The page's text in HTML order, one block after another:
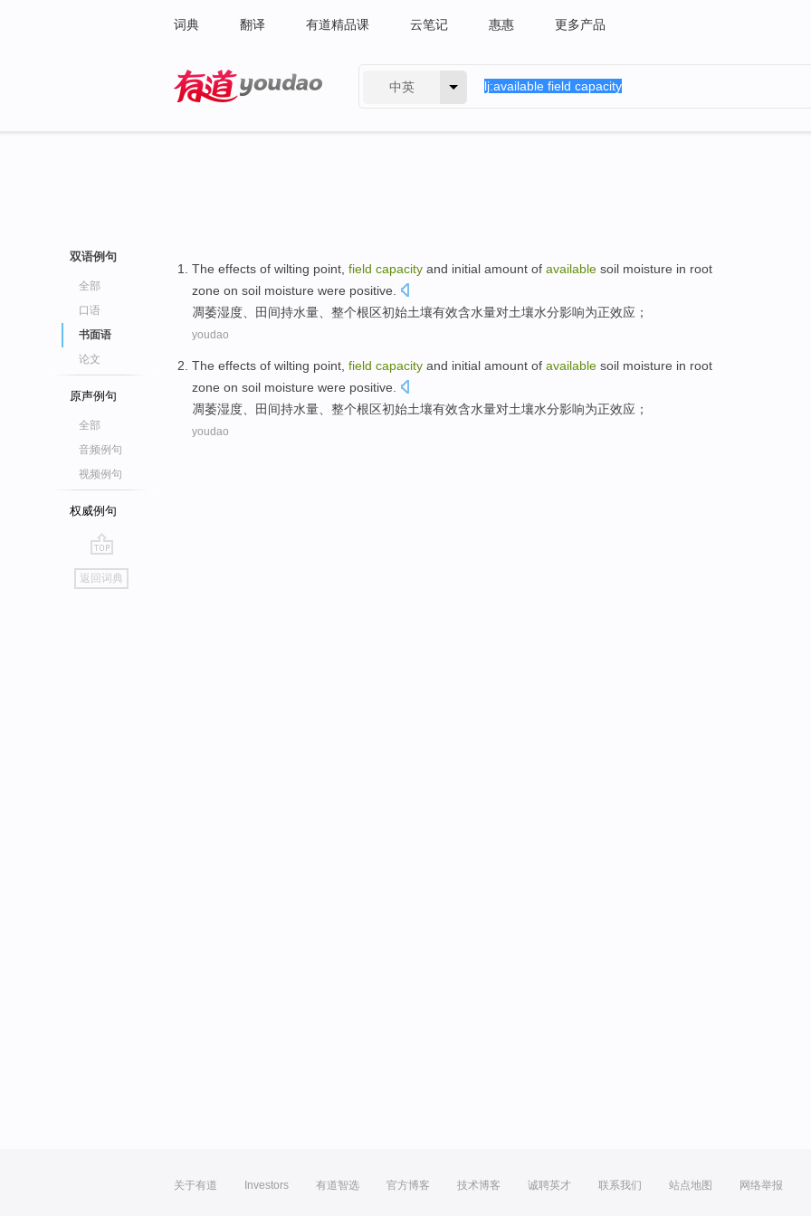
词典 翻译 有道精品课 云笔记 惠惠 更多产品
中英
双语例句
全部
口语
书面语
论文
原声例句
全部
音频例句
视频例句
权威例句
go
top
返回词典
The effects of wilting point field capacity and initial amount of available soil moisture in root
zone on soil moisture were positive
凋萎湿度、田间持水量、整个根区初始土壤有效含水量对土壤水分影响为正效应；
youdao
The effects of wilting point field capacity and initial amount of available soil moisture in root
zone on soil moisture were positive
凋萎湿度、田间持水量、整个根区初始土壤有效含水量对土壤水分影响为正效应；
youdao
关于有道 Investors 有道智选 官方博客 技术博客 诚聘英才 联系我们 站点地图 网络举报